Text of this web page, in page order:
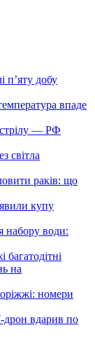
п’яту добу
впаде
— РФ
світла
раків: що
купу
набору води:
на
номери
дрон вдарив по